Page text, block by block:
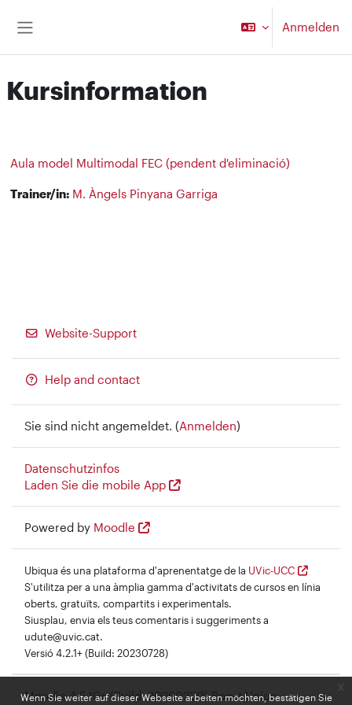
Wenn Sie weiter auf dieser Webseite arbeiten möchten, bestätigen Sie
Anmelden
Kursinformation
Aula model Multimodal FEC (pendent d'eliminació)
Trainer/in: M. Àngels Pinyana Garriga
Website-Support
Help and contact
Sie sind nicht angemeldet. (Anmelden)
Datenschutzinfos
Laden Sie die mobile App
Powered by Moodle
Ubiqua és una plataforma d'aprenentatge de la UVic-UCC
S'utilitza per a una àmplia gamma d'activitats de cursos en línia
oberts, gratuïts, compartits i experimentals.
Siusplau, envia els teus comentaris i suggeriments a
udute@uvic.cat.
Versió 4.2.1+ (Build: 20230728)
Moodle 4.5.10+ (Build: 20260320) Boost Union